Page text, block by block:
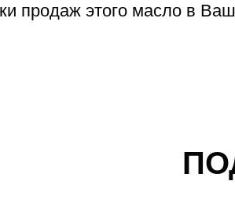
продаж этого масло в